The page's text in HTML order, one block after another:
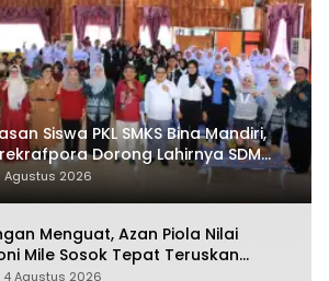
Siswa PKL SMKS Bina Mandiri,
Dorong Lahirnya SDM
Unggul
Agustus 2026
Menguat, Azan Piola Nilai
Mile Sosok Tepat Teruskan
Bone Bolango
4 Agustus 2026